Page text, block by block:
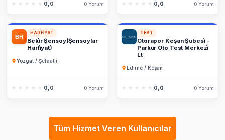
★★★★★
★★★★★ 0,0 0 Yorum ★★★★★
★★★★★ 0,0 0 Yorum
HARFIYAT
Beki̇r Şensoy(Şensoylar
Harfi̇yat)
Yozgat / Şefaatli
★★★★★
★★★★★ 0,0 0 Yorum
TEST
Otorapor Keşan Şubesi̇ -
Parkur Oto Test Merkezi̇
Lt
Edirne / Keşan
★★★★★
★★★★★ 0,0 0 Yorum
Tüm Hizmet Veren Kullanıcılar